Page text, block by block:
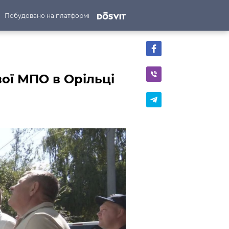
Побудовано на платформі
МПО в Орільці